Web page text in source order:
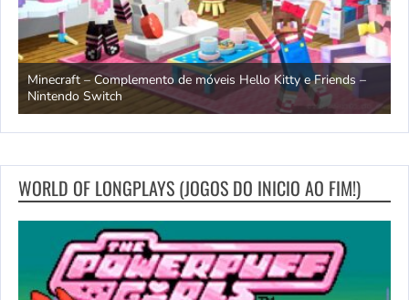
Minecraft – Complemento de móveis Hello Kitty e Friends –
Nintendo Switch
WORLD OF LONGPLAYS (JOGOS DO INICIO AO FIM!)